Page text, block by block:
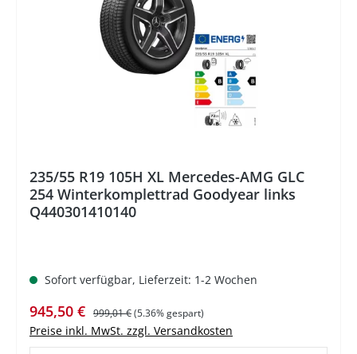
235/55 R19 105H XL Mercedes-AMG GLC
254 Winterkomplettrad Goodyear links
Q440301410140
Sofort verfügbar, Lieferzeit: 1-2 Wochen
Verkaufspreis:
945,50 € Regulärer Preis:
999,01 €(5.36% gespart)
Preise inkl. MwSt. zzgl. Versandkosten